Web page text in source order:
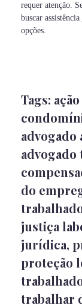
requer atenção.
buscar
opções.
Tags:
advogado
do
justiça
jurídica,
proteção
trabalhar